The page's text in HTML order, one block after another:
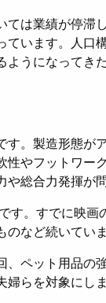
は業績が停滞
います。人口
うになってき
。製造形態が
やフットワー
総合力発揮が
す。すでに映
など続いていま
ペット用品の
らを対象にしま